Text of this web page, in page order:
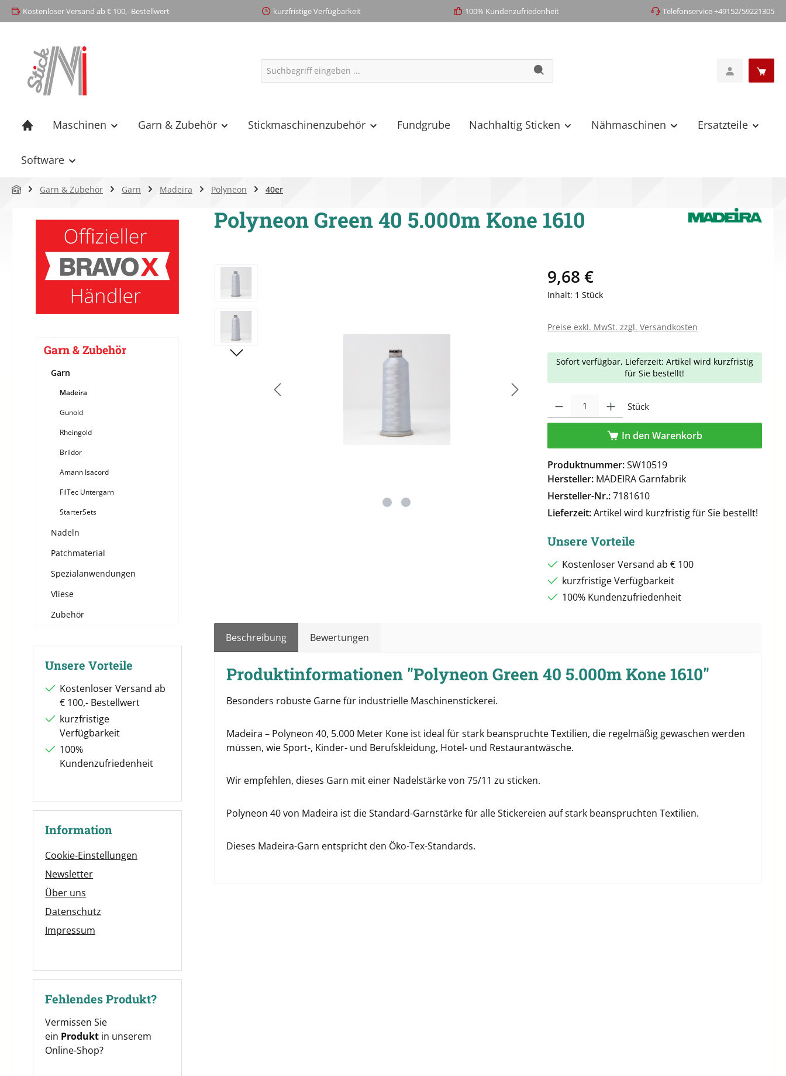
Zur Hauptnavigation springen
Kostenloser Versand ab € 100,- Bestellwert kurzfristige Verfügbarkeit 100% Kundenzufriedenheit Telefonservice +49152/59221305
Maschinen Garn & Zubehör Stickmaschinenzubehör Fundgrube Nachhaltig Sticken Nähmaschinen Ersatzteile
Software
Garn & Zubehör Garn Madeira Polyneon 40er
Garn & Zubehör
Garn
Madeira
Gunold
Rheingold
Brildor
Amann Isacord
FilTec Untergarn
StarterSets
Nadeln
Patchmaterial
Spezialanwendungen
Vliese
Zubehör
Unsere Vorteile
Kostenloser Versand ab
€ 100,- Bestellwert
kurzfristige
Verfügbarkeit
100%
Kundenzufriedenheit
Information
Cookie-Einstellungen
Newsletter
Über uns
Datenschutz
Impressum
Fehlendes Produkt?
Vermissen Sie
ein Produkt in unserem
Online-Shop?
Polyneon Green 40 5.000m Kone 1610
Bildergalerie überspringen 9,68 €
Inhalt: 1 Stück
Preise exkl. MwSt. zzgl. Versandkosten
Sofort verfügbar, Lieferzeit: Artikel wird kurzfristig
für Sie bestellt!
Stück
In den Warenkorb
Produktnummer:SW10519
Hersteller: MADEIRA Garnfabrik
Hersteller-Nr.:7181610
Lieferzeit:Artikel wird kurzfristig für Sie bestellt!
Unsere Vorteile
Kostenloser Versand ab € 100
kurzfristige Verfügbarkeit
100% Kundenzufriedenheit
Beschreibung Bewertungen
Produktinformationen "Polyneon Green 40 5.000m Kone 1610"
Besonders robuste Garne für industrielle Maschinenstickerei.
Madeira – Polyneon 40, 5.000 Meter Kone ist ideal für stark beanspruchte Textilien, die regelmäßig gewaschen werden
müssen, wie Sport-, Kinder- und Berufskleidung, Hotel- und Restaurantwäsche.
Wir empfehlen, dieses Garn mit einer Nadelstärke von 75/11 zu sticken.
Polyneon 40 von Madeira ist die Standard-Garnstärke für alle Stickereien auf stark beanspruchten Textilien.
Dieses Madeira-Garn entspricht den Öko-Tex-Standards.